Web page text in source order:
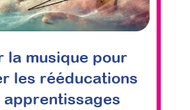
la musique pour
les rééducations
apprentissages